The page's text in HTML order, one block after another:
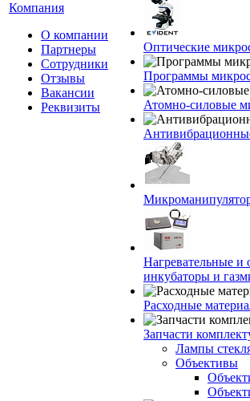
Компания
О компании
Партнеры
Сотрудники
Отзывы
Вакансии
Реквизиты
Оптические
Программы
Атомно-силовые
Нагревательные
инкубаторы и
Расходные
Запчасти
Лампы
Объективы